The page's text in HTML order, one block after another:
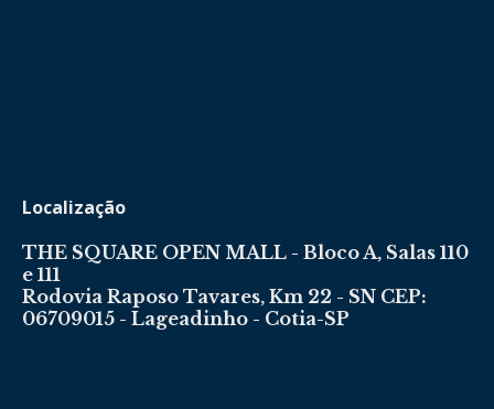
Localização
THE SQUARE OPEN MALL - Bloco A, Salas 110
e 111
Rodovia Raposo Tavares, Km 22 - SN CEP:
06709015 - Lageadinho - Cotia-SP